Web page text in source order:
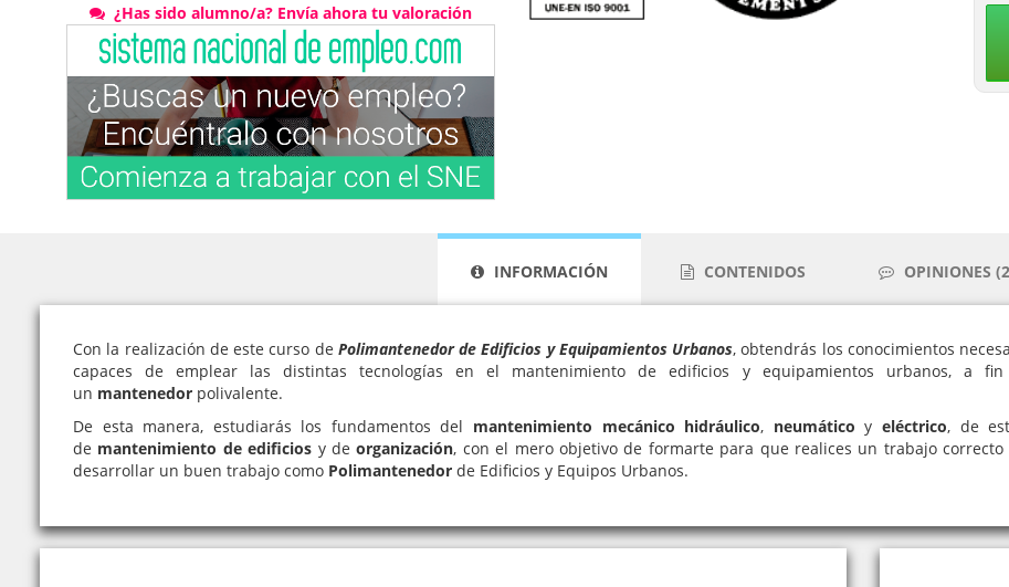
¿Has sido alumno/a? Envía ahora tu valoración
INFORMACIÓN CONTENIDOS OPINIONES
Con la realización de este curso de Polimantenedor de Edificios y Equipamientos Urbanos, obtendrás los conocimientos
capaces de emplear las distintas tecnologías en el mantenimiento de edificios y equipamientos urbanos, a
un mantenedor polivalente.
De esta manera, estudiarás los fundamentos del mantenimiento mecánico hidráulico, neumático y eléctrico, de
de mantenimiento de edificios y de organización, con el mero objetivo de formarte para que realices un trabajo
desarrollar un buen trabajo como Polimantenedor de Edificios y Equipos Urbanos.